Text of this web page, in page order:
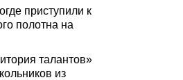
приступили к
полотна на
талантов»
из